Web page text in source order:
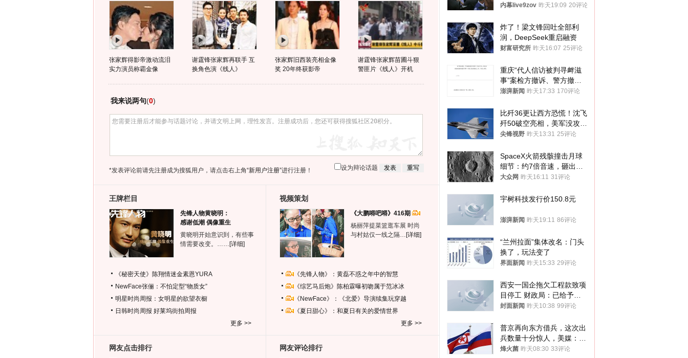
张家辉得影帝激动流泪
实力演员称霸金像
谢霆锋张家辉再联手 互
换角色演《线人》
张家辉旧西装亮相金像
奖 20年终获影帝
谢霆锋张家辉苗圃斗狠
警匪片《线人》开机
我来说两句(0)
*发表评论前请先注册成为搜狐用户，请点击右上角“新用户注册”进行注册！ 设为辩论话题
王牌栏目
先锋人物黄晓明：
感谢低潮 偶像重生
黄晓明开始意识到，有些事
情需要改变。…… [详细]
《秘密天使》陈翔情迷金素恩YURA
NewFace张俪：不怕定型“物质女”
明星时尚周报：女明星的欲望衣橱
日韩时尚周报 好莱坞街拍周报
更多 >>
视频策划
《大鹏嘚吧嘚》416期
杨丽萍提菜篮逛车展 时尚
与村姑仅一线之隔… [详细]
《先锋人物》：黄磊不惑之年中的智慧
《综艺马后炮》陈柏霖曝初吻属于范冰冰
《NewFace》：《北爱》导演续集玩穿越
《夏日甜心》：和夏日有关的爱情世界
更多 >>
网友点击排行 网友评论排行
收割
内幕live9zov 昨天19:09 20评论
炸了！梁文锋回吐全部利
润，DeepSeek重启融资
财富研究所 昨天16:07 25评论
重庆“代人信访被判寻衅滋
事”案检方撤诉、警方撤
案，两被告人获国赔
澎湃新闻 昨天17:33 170评论
比歼36更让西方恐慌！沈飞
歼50破空亮相，美军没攻克
的技术被拿下
尖锋视野 昨天13:31 25评论
SpaceX火箭残骸撞击月球
细节：约7倍音速，砸出直
径约30米撞击坑
大众网 昨天16:11 31评论
宇树科技发行价150.8元
澎湃新闻 昨天19:11 86评论
“兰州拉面”集体改名：门头
换了，玩法变了
界面新闻 昨天15:33 29评论
西安一国企拖欠工程款致项
目停工 财政局：已给予处
分，正督促整改
封面新闻 昨天10:38 99评论
普京再向东方借兵，这次出
兵数量十分惊人，美媒：俄
朝要动真格？
烽火菌 昨天08:30 33评论